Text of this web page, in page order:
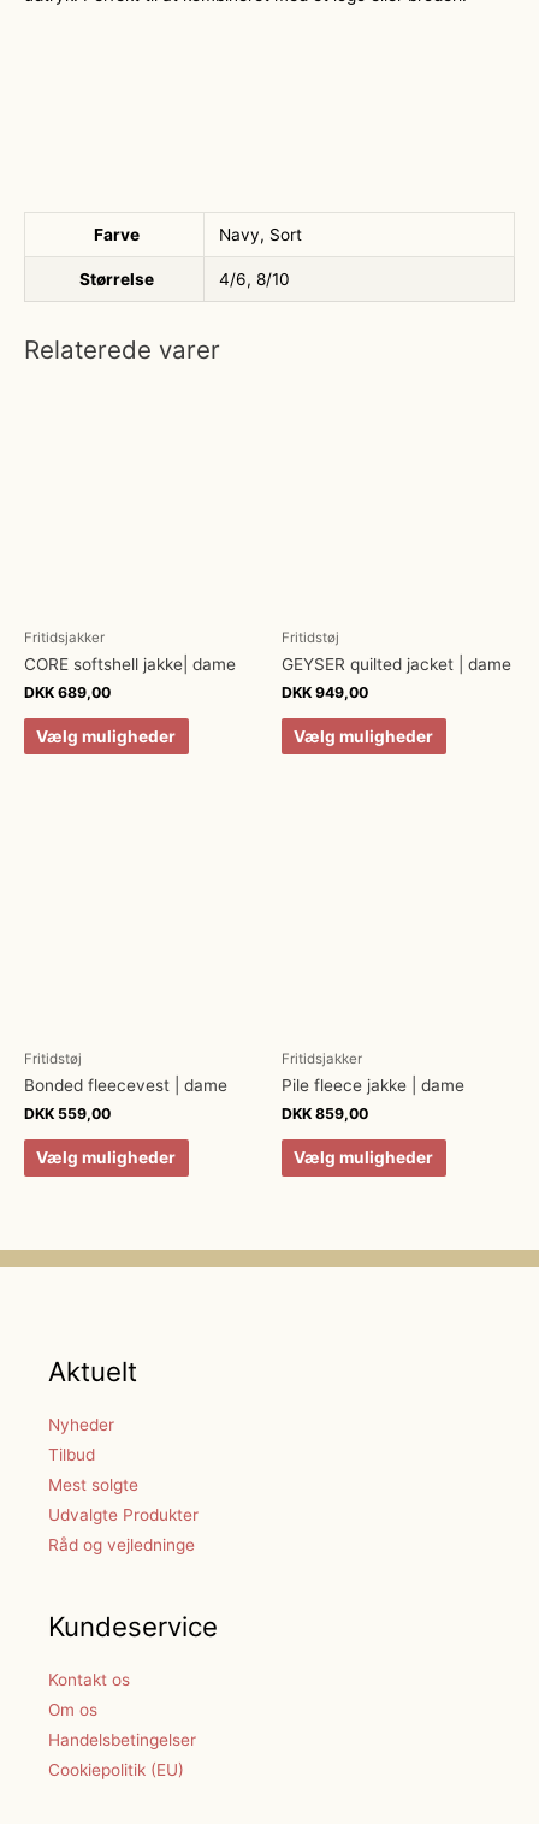
Farve Navy, Sort
Størrelse 4/6, 8/10
Relaterede varer
Fritidsjakker
CORE softshell jakke| dame
DKK 689,00
Vælg muligheder
Fritidstøj
GEYSER quilted jacket | dame
DKK 949,00
Vælg muligheder
Fritidstøj
Bonded fleecevest | dame
DKK 559,00
Vælg muligheder
Fritidsjakker
Pile fleece jakke | dame
DKK 859,00
Vælg muligheder
Aktuelt
Nyheder
Tilbud
Mest solgte
Udvalgte Produkter
Råd og vejledninge
Kundeservice
Kontakt os
Om os
Handelsbetingelser
Cookiepolitik (EU)